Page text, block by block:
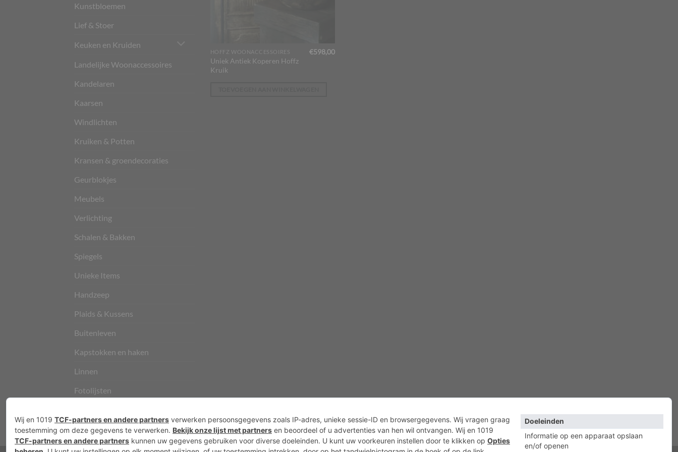
Kunstbloemen
Lief & Stoer
Keuken en Kruiden
Landelijke Woonaccessoires
Kandelaren
Kaarsen
Windlichten
Kruiken & Potten
Kransen & groendecoraties
Geurblokjes
Meubels
Verlichting
Schalen & Bakken
Spiegels
Unieke Items
Handzeep
Plaids & Kussens
Buitenleven
Kapstokken en haken
Linnen
Fotolijsten
HOFFZ WOONACCESSOIRES
Uniek Antiek Koperen Hoffz
Kruik
€598,00